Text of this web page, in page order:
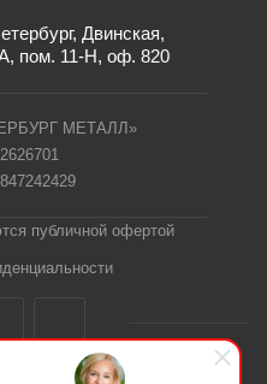
Двинская,
пом. 11-Н, оф. 820
МЕТАЛЛ»
публичной офертой